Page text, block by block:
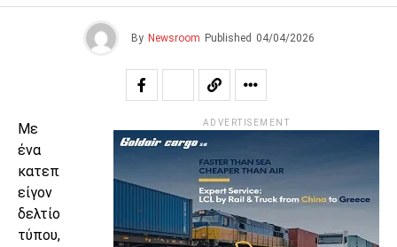
By Newsroom Published 04/04/2026
Με
ένα
κατεπ
είγον
δελτίο
τύπου,
ADVERTISEMENT